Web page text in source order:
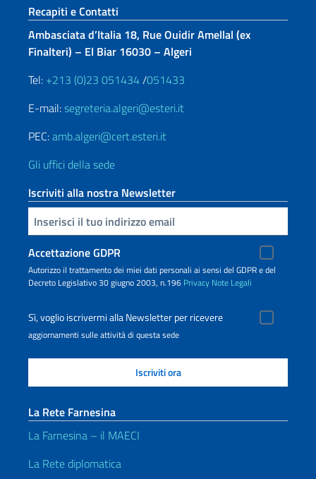
Sezione footer
Recapiti e Contatti
Ambasciata d’Italia 18, Rue Ouidir Amellal (ex
Finalteri) – El Biar 16030 – Algeri
Tel: +213 (0)23 051434/051433
E-mail:segreteria.algeri@esteri.it
PEC:amb.algeri@cert.esteri.it
Gli uffici della sede
Iscriviti alla nostra Newsletter
Inserisci la tua email
Accettazione GDPR
Autorizzo il trattamento dei miei dati personali ai sensi del GDPR e del
Decreto Legislativo 30 giugno 2003, n.196 Privacy Note Legali
Sì, voglio iscrivermi alla Newsletter per ricevere
aggiornamenti sulle attività di questa sede
La Rete Farnesina
La Farnesina – il MAECI
La Rete diplomatica